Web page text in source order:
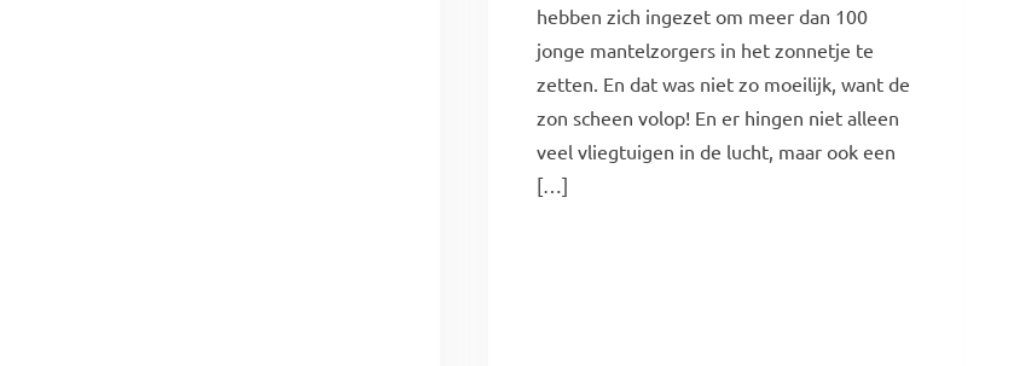
hebben zich ingezet om meer dan 100
jonge mantelzorgers in het zonnetje te
zetten. En dat was niet zo moeilijk, want de
zon scheen volop! En er hingen niet alleen
veel vliegtuigen in de lucht, maar ook een
[…]